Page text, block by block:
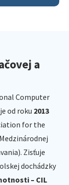
a
Computer
od roku 2013
for the
Zisťuje
dochádzky
– CIL